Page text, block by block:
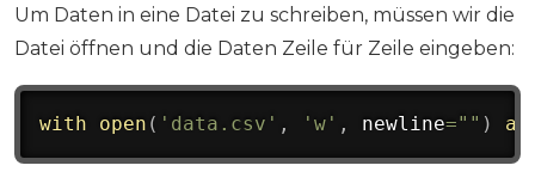
Um Daten in eine Datei zu schreiben, müssen wir die
Datei öffnen und die Daten Zeile für Zeile eingeben:
with open ( 'data.csv' , 'w' , newline="" ) as